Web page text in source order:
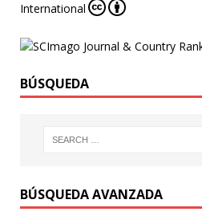
International
BÚSQUEDA
BÚSQUEDA AVANZADA